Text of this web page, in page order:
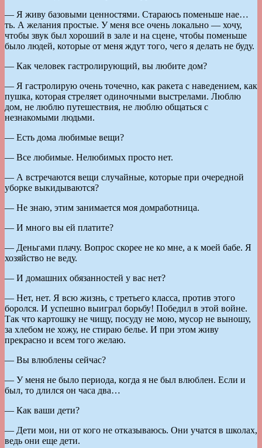
— Я живу базовыми ценностями. Стараюсь поменьше нае…
ть. А желания простые. У меня все очень локально — хочу,
чтобы звук был хороший в зале и на сцене, чтобы поменьше
было людей, которые от меня ждут того, чего я делать не буду.
— Как человек гастролирующий, вы любите дом?
— Я гастролирую очень точечно, как ракета с наведением, как
пушка, которая стреляет одиночными выстрелами. Люблю
дом, не люблю путешествия, не люблю общаться с
незнакомыми людьми.
— Есть дома любимые вещи?
— Все любимые. Нелюбимых просто нет.
— А встречаются вещи случайные, которые при очередной
уборке выкидываются?
— Не знаю, этим занимается моя домработница.
— И много вы ей платите?
— Деньгами плачу. Вопрос скорее не ко мне, а к моей бабе. Я
хозяйство не веду.
— И домашних обязанностей у вас нет?
— Нет, нет. Я всю жизнь, с третьего класса, против этого
боролся. И успешно выиграл борьбу! Победил в этой войне.
Так что картошку не чищу, посуду не мою, мусор не выношу,
за хлебом не хожу, не стираю белье. И при этом живу
прекрасно и всем того желаю.
— Вы влюблены сейчас?
— У меня не было периода, когда я не был влюблен. Если и
был, то длился он часа два…
— Как ваши дети?
— Дети мои, ни от кого не отказываюсь. Они учатся в школах,
ведь они еще дети.